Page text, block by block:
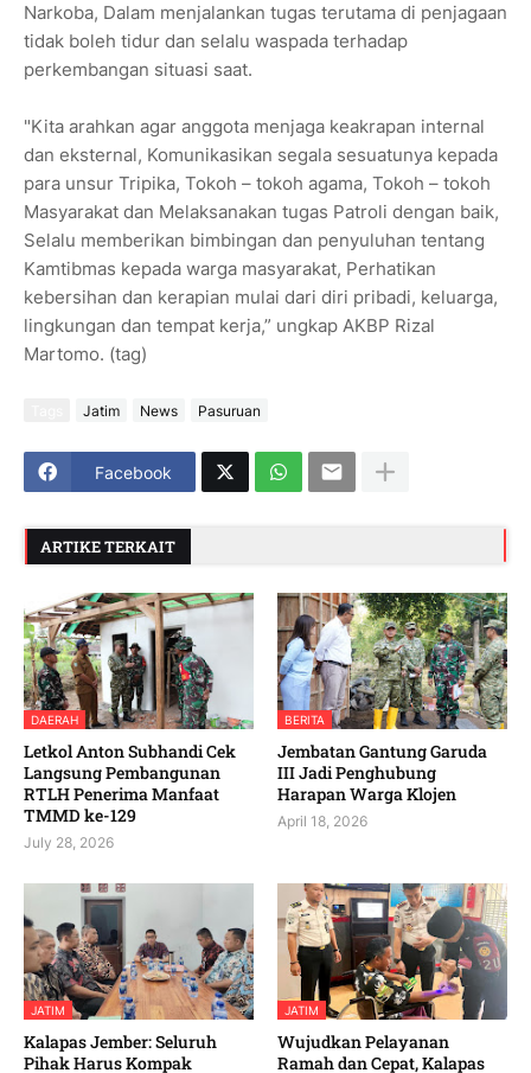
Narkoba, Dalam menjalankan tugas terutama di penjagaan
tidak boleh tidur dan selalu waspada terhadap
perkembangan situasi saat.
"Kita arahkan agar anggota menjaga keakrapan internal
dan eksternal, Komunikasikan segala sesuatunya kepada
para unsur Tripika, Tokoh – tokoh agama, Tokoh – tokoh
Masyarakat dan Melaksanakan tugas Patroli dengan baik,
Selalu memberikan bimbingan dan penyuluhan tentang
Kamtibmas kepada warga masyarakat, Perhatikan
kebersihan dan kerapian mulai dari diri pribadi, keluarga,
lingkungan dan tempat kerja,” ungkap AKBP Rizal
Martomo. (tag)
Jatim News Pasuruan
Facebook
ARTIKE TERKAIT
DAERAH
Letkol Anton Subhandi Cek
Langsung Pembangunan
RTLH Penerima Manfaat
TMMD ke-129
July 28, 2026
BERITA
Jembatan Gantung Garuda
III Jadi Penghubung
Harapan Warga Klojen
April 18, 2026
JATIM
Kalapas Jember: Seluruh
Pihak Harus Kompak
JATIM
Wujudkan Pelayanan
Ramah dan Cepat, Kalapas